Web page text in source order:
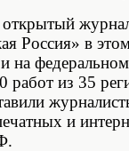
Россия» в
на
работ из 35
и